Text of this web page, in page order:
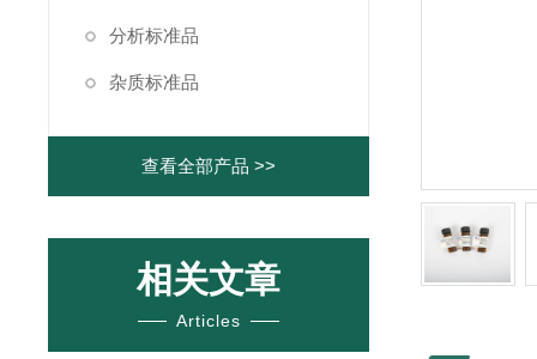
分析标准品
杂质标准品
查看全部产品 >>
相关文章
Articles